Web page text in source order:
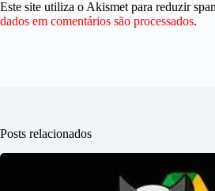
Este site utiliza o Akismet para reduzir
dados em comentários são processados.
Posts relacionados